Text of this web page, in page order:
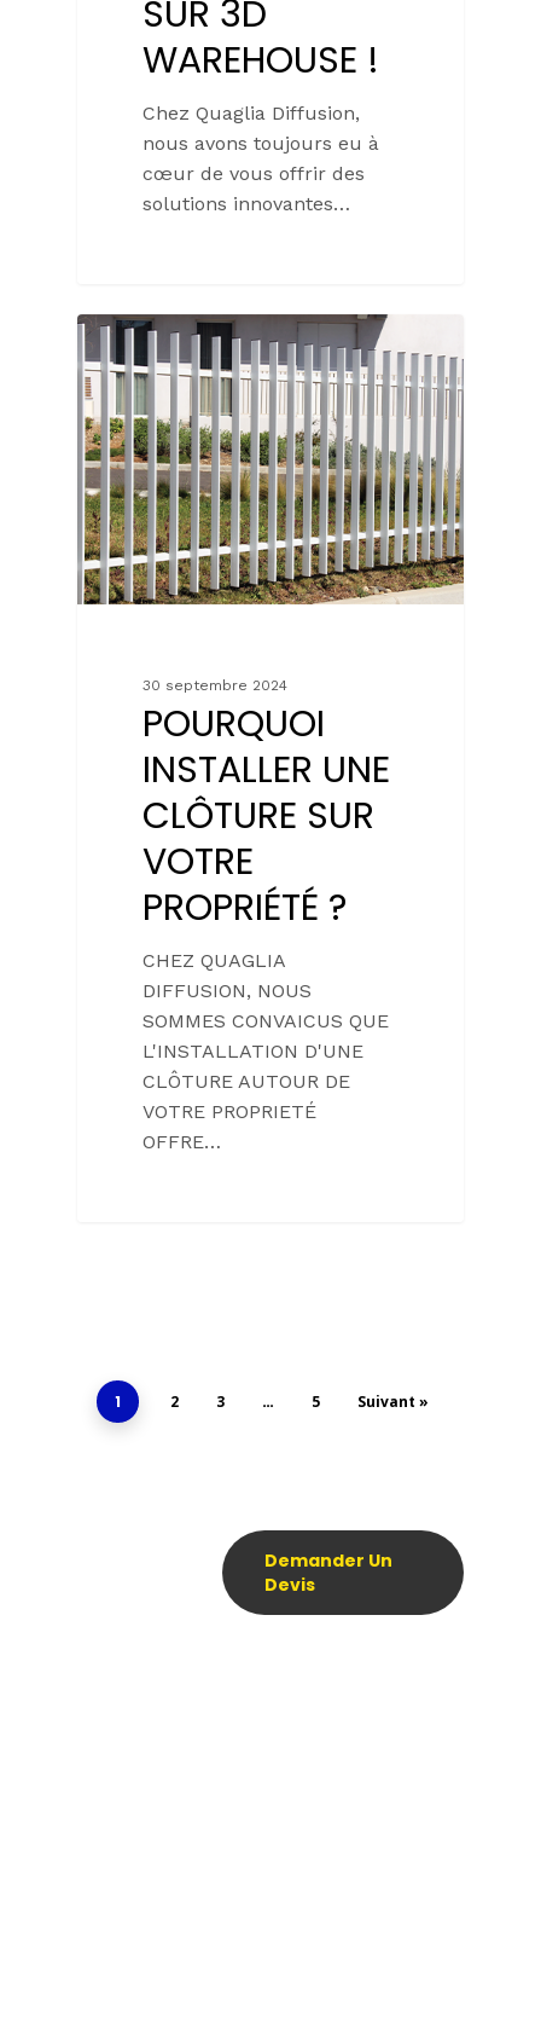
SUR 3D
WAREHOUSE !
Chez Quaglia Diffusion,
nous avons toujours eu à
cœur de vous offrir des
solutions innovantes…
30 septembre 2024
POURQUOI
INSTALLER UNE
CLÔTURE SUR
VOTRE
PROPRIÉTÉ ?
CHEZ QUAGLIA
DIFFUSION, NOUS
SOMMES CONVAICUS QUE
L'INSTALLATION D'UNE
CLÔTURE AUTOUR DE
VOTRE PROPRIETÉ
OFFRE…
1 2 3 … 5 Suivant »
Demander Un
Devis